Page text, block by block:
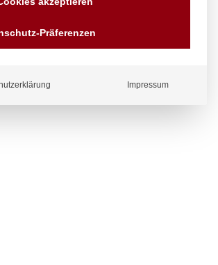
für Sie da
Vorrauskasse Paypal,
Kreditkarte, Direkt
Präferenzen
Impressum